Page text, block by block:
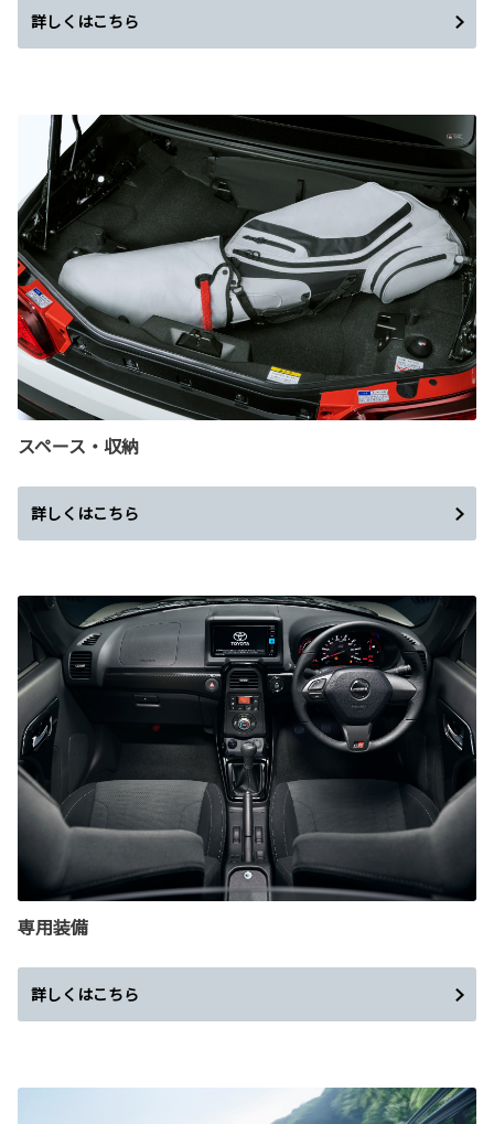
詳しくはこちら
スペース・収納
詳しくはこちら
専用装備
詳しくはこちら